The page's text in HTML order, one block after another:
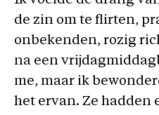
de zin om te flirten,
onbekenden, rozig
na een
me, maar ik
het ervan. Ze hadden